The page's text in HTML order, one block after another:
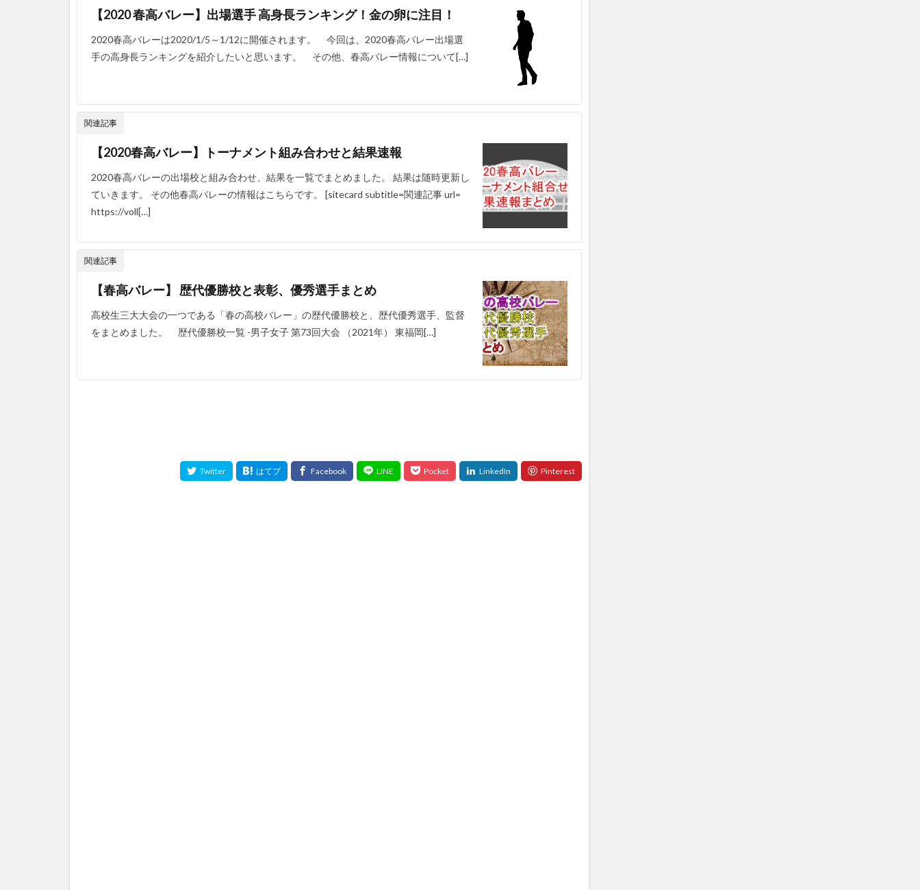
【2020 春高バレー】出場選手 高身長ランキング！金の卵に注目！
2020春高バレーは2020/1/5～1/12に開催されます。 今回は、2020春高バレー出場選
手の高身長ランキングを紹介したいと思います。 その他、春高バレー情報について[…]
関連記事
【2020春高バレー】トーナメント組み合わせと結果速報
2020春高バレーの出場校と組み合わせ、結果を一覧でまとめました。 結果は随時更新し
ていきます。 その他春高バレーの情報はこちらです。 [sitecard subtitle=関連記事 url=
https://voll[…]
関連記事
【春高バレー】 歴代優勝校と表彰、優秀選手まとめ
高校生三大大会の一つである「春の高校バレー」の歴代優勝校と、歴代優秀選手、監督
をまとめました。 歴代優勝校一覧 -男子女子 第73回大会 （2021年） 東福岡[…]